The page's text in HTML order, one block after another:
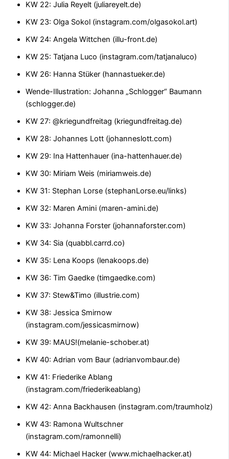
KW 22: Julia Reyelt (juliareyelt.de)
KW 23: Olga Sokol (instagram.com/olgasokol.art)
KW 24: Angela Wittchen (illu-front.de)
KW 25: Tatjana Luco (instagram.com/tatjanaluco)
KW 26: Hanna Stüker (hannastueker.de)
Wende-Illustration: Johanna „Schlogger“ Baumann
(schlogger.de)
KW 27: @kriegundfreitag (kriegundfreitag.de)
KW 28: Johannes Lott (johanneslott.com)
KW 29: Ina Hattenhauer (ina-hattenhauer.de)
KW 30: Miriam Weis (miriamweis.de)
KW 31: Stephan Lorse (stephanLorse.eu/links)
KW 32: Maren Amini (maren-amini.de)
KW 33: Johanna Forster (johannaforster.com)
KW 34: Sia (quabbl.carrd.co)
KW 35: Lena Koops (lenakoops.de)
KW 36: Tim Gaedke (timgaedke.com)
KW 37: Stew&Timo (illustrie.com)
KW 38: Jessica Smirnow
(instagram.com/jessicasmirnow)
KW 39: MAUS!(melanie-schober.at)
KW 40: Adrian vom Baur (adrianvombaur.de)
KW 41: Friederike Ablang
(instagram.com/friederikeablang)
KW 42: Anna Backhausen (instagram.com/traumholz)
KW 43: Ramona Wultschner
(instagram.com/ramonnelli)
KW 44: Michael Hacker (www.michaelhacker.at)